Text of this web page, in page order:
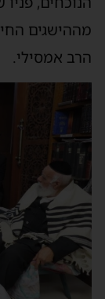
מההישגים
הרב אמסילי.